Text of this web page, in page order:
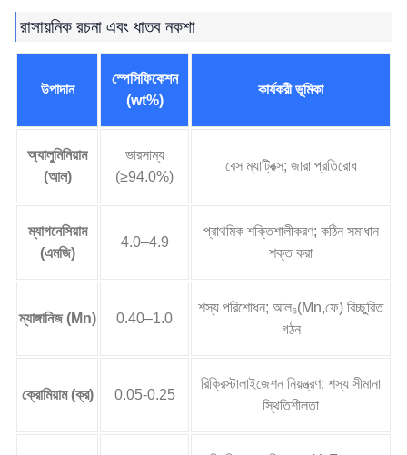
রাসায়নিক রচনা এবং ধাতব নকশা
উপাদান
স্পেসিফিকেশন
(wt%)
কার্যকরী ভূমিকা
অ্যালুমিনিয়াম
(আল)
ভারসাম্য
(≥94.0%)
বেস ম্যাট্রিক্স; জারা প্রতিরোধ
ম্যাগনেসিয়াম
(এমজি)
4.0–4.9
প্রাথমিক শক্তিশালীকরণ; কঠিন সমাধান
শক্ত করা
ম্যাঙ্গানিজ (Mn) 0.40–1.0
শস্য পরিশোধন; আল₆(Mn,ফে) বিচ্ছুরিত
গঠন
ক্রোমিয়াম (ক্র) 0.05-0.25
রিক্রিস্টালাইজেশন নিয়ন্ত্রণ; শস্য সীমানা
স্থিতিশীলতা